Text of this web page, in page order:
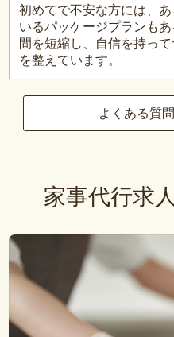
初めてで不安な方には、
いるパッケージプランも
間を短縮し、自信を持っ
を整えています。
よくある質
家事代行求